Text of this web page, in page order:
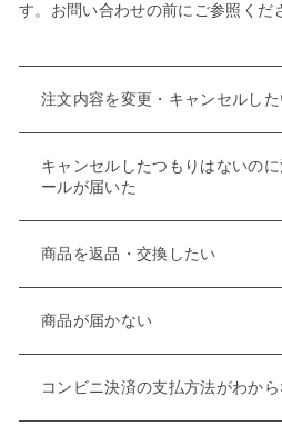
す。お問い合わせの前にご参照くだ
注文内容を変更・キャンセルし
キャンセルしたつもりはないの
ールが届いた
商品を返品・交換したい
商品が届かない
コンビニ決済の支払方法がわか